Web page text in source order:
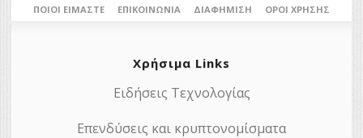
ΠΟΙΟΙ ΕΊΜΑΣΤΕ ΕΠΙΚΟΙΝΩΝΊΑ ΔΙΑΦΉΜΙΣΗ ΌΡΟΙ ΧΡΉΣΗΣ
Χρήσιμα Links
Ειδήσεις Τεχνολογίας
Επενδύσεις και κρυπτονομίσματα